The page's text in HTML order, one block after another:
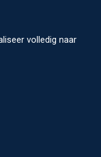
volledig naar